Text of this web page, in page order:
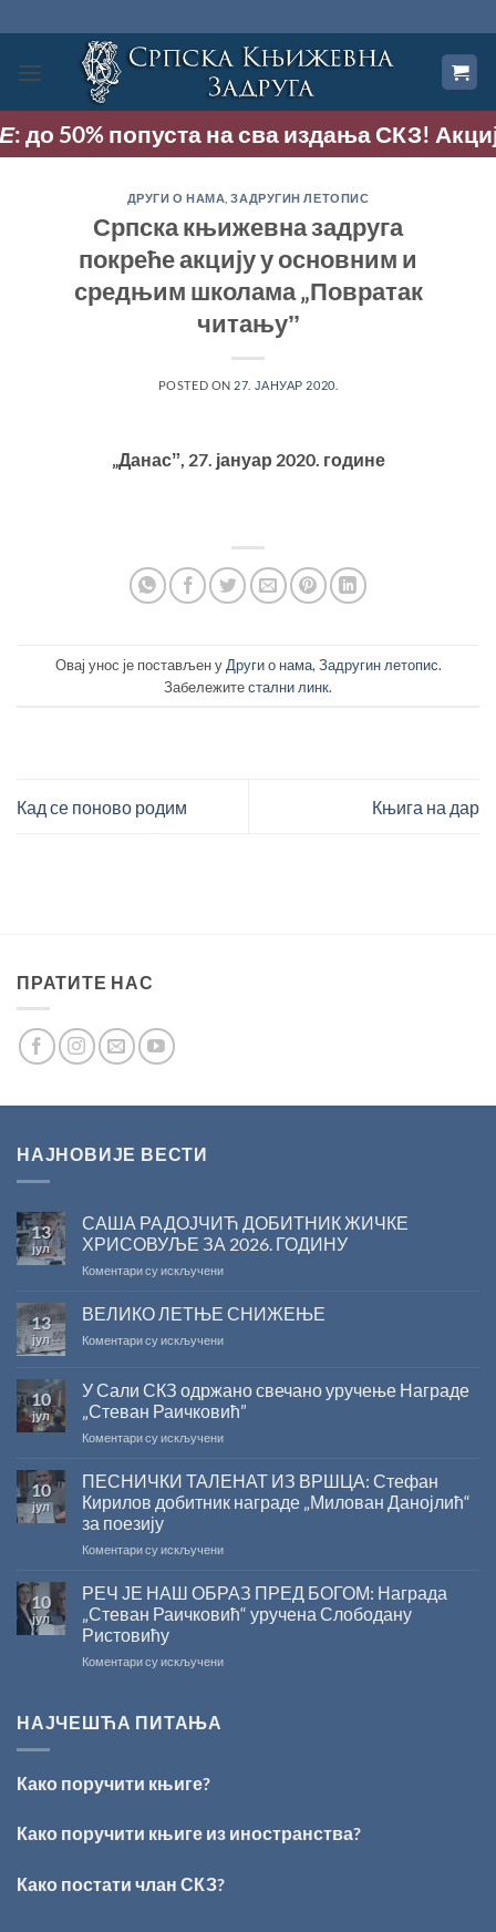
на
садржај
50% попуста на сва издања СКЗ! Акција
ДРУГИ О НАМА ,ЗАДРУГИН ЛЕТОПИС
Српска књижевна задруга
покреће акцију у основним и
средњим школама „Повратак
читањуˮ
POSTED ON 27. ЈАНУАР 2020.
„Данасˮ, 27. јануар 2020. године
Овај унос је постављен у Други о нама, Задругин летопис.
Забележитестални линк.
Кад се поново родим Књига на дар
ПРАТИТЕ НАС
НАЈНОВИЈЕ ВЕСТИ
13
јул
САША РАДОЈЧИЋ ДОБИТНИК ЖИЧКЕ
ХРИСОВУЉЕ ЗА 2026. ГОДИНУ
Коментари су искљученина
РАДОЈЧИЋ
ДОБИТНИК
ЖИЧКЕ
2026.
ГОДИНУ
13
јул
ВЕЛИКО ЛЕТЊЕ СНИЖЕЊЕ
Коментари су искљученина
СНИЖЕЊЕ
10
јул
У Сали СКЗ одржано свечано уручење Награде
„Стеван Раичковић”
Коментари су искљученина
Сали
СКЗ
одржано
уручење
„Стеван
Раичковић”
10
јул
ПЕСНИЧКИ ТАЛЕНАТ ИЗ ВРШЦА: Стефан
Кирилов добитник награде „Милован Данојлић“
за поезију
Коментари су искљученина
ТАЛЕНАТ
ИЗ
ВРШЦА:
Кирилов
10
јул
РЕЧ ЈЕ НАШ ОБРАЗ ПРЕД БОГОМ: Награда
„Стеван Раичковић“ уручена Слободану
Ристовићу
Коментари су искљученина
Раичковић“
Ристовићу
НАЈЧЕШЋА ПИТАЊА
Како поручити књиге?
Како поручити књиге из иностранства?
Како постати члан СКЗ?